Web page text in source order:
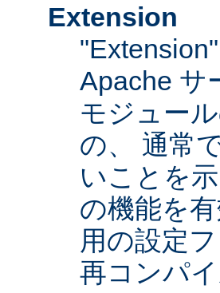
Extension
Apache サ
モジュー
の、 通常
いことを
の機能を
用の設定
再コンパ